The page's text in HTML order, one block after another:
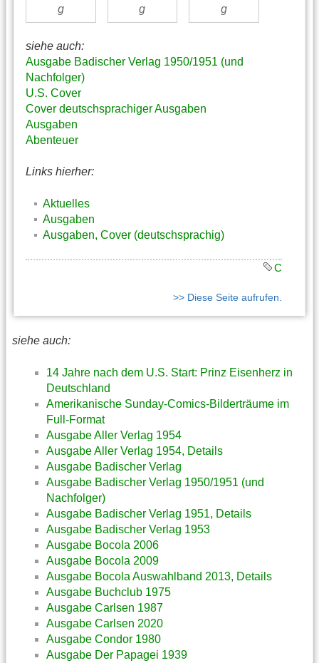
siehe auch:
Ausgabe Badischer Verlag 1950/1951 (und
Nachfolger)
U.S. Cover
Cover deutschsprachiger Ausgaben
Ausgaben
Abenteuer
Links hierher:
Aktuelles
Ausgaben
Ausgaben, Cover (deutschsprachig)
C
>> Diese Seite aufrufen.
siehe auch:
14 Jahre nach dem U.S. Start: Prinz Eisenherz in
Deutschland
Amerikanische Sunday-Comics-Bilderträume im
Full-Format
Ausgabe Aller Verlag 1954
Ausgabe Aller Verlag 1954, Details
Ausgabe Badischer Verlag
Ausgabe Badischer Verlag 1950/1951 (und
Nachfolger)
Ausgabe Badischer Verlag 1951, Details
Ausgabe Badischer Verlag 1953
Ausgabe Bocola 2006
Ausgabe Bocola 2009
Ausgabe Bocola Auswahlband 2013, Details
Ausgabe Buchclub 1975
Ausgabe Carlsen 1987
Ausgabe Carlsen 2020
Ausgabe Condor 1980
Ausgabe Der Papagei 1939